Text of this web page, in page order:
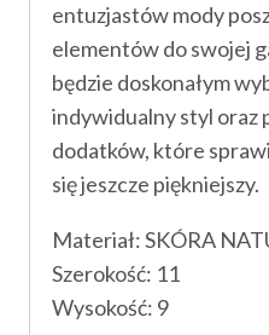
entuzjastów mody
elementów do swojej
będzie doskonałym
indywidualny styl oraz
dodatków, które
się jeszcze piękniejszy.
Materiał: SKÓRA
Szerokość: 11
Wysokość: 9